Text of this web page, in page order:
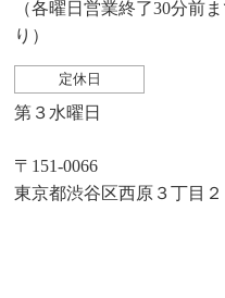
（各曜日営業終了30分前
り）
定休日
第３水曜日
〒151-0066
東京都渋谷区西原３丁目